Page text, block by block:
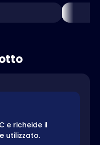
e richeide il
utilizzato.